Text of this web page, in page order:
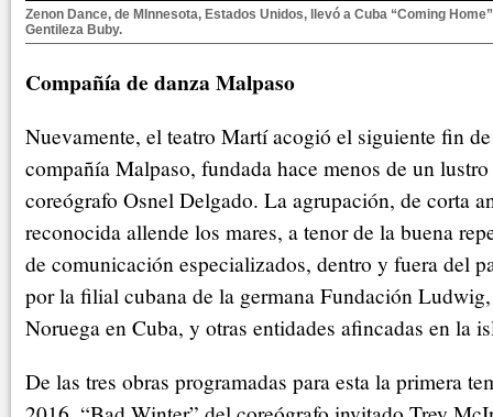
Zenon Dance, de MInnesota, Estados Unidos, llevó a Cuba “Coming
Gentileza Buby.
Compañía de danza Malpaso
Nuevamente, el teatro Martí acogió el siguiente fin
compañía Malpaso, fundada hace menos de un
coreógrafo Osnel Delgado. La agrupación, de corta
reconocida allende los mares, a tenor de la buena
de comunicación especializados, dentro y fuera del
por la filial cubana de la germana Fundación
Noruega en Cuba, y otras entidades afincadas en la
De las tres obras programadas para esta la primera